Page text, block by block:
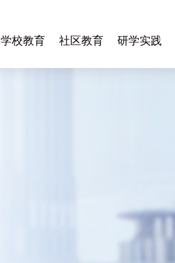
学校教育 社区教育 研学实践